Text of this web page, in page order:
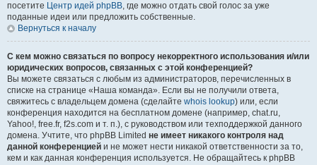
посетите Центр идей phpBB, где можно отдать свой голос за уже
поданные идеи или предложить собственные.
Вернуться к началу
С кем можно связаться по вопросу некорректного использования и/или
юридических вопросов, связанных с этой конференцией?
Вы можете связаться с любым из администраторов, перечисленных в
списке на странице «Наша команда». Если вы не получили ответа,
свяжитесь с владельцем домена (сделайте whois lookup) или, если
конференция находится на бесплатном домене (например, chat.ru,
Yahoo!, free.fr, f2s.com и т. п.), с руководством или техподдержкой данного
домена. Учтите, что phpBB Limited не имеет никакого контроля над
данной конференцией и не может нести никакой ответственности за то,
кем и как данная конференция используется. Не обращайтесь к phpBB